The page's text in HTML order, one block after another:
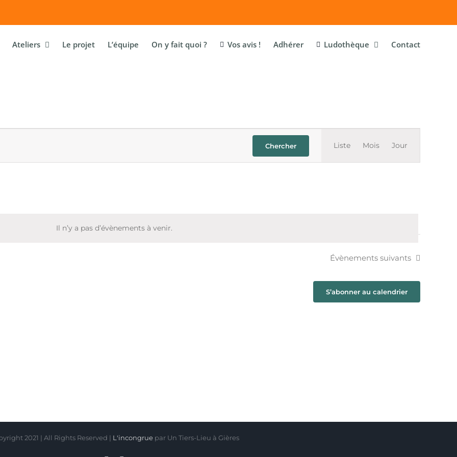
Ateliers Le projet L’équipe On y fait quoi ? Vos avis ! Adhérer Ludothèque Contact
Notice
Il n’y a pas d’évènements à venir.
Chercher
de
Liste Mois Jour
Évènementssuivants
S’abonner au calendrier
2021 | All Rights Reserved | L'incongruepar Un Tiers-Lieu à Gières